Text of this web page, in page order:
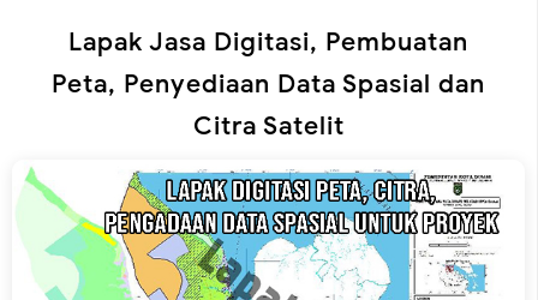
Lapak Jasa Digitasi, Pembuatan
Peta, Penyediaan Data Spasial dan
Citra Satelit